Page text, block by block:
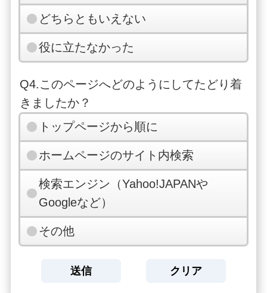
どちらともいえない
役に立たなかった
Q4.このページへどのようにしてたどり着
きましたか？
トップページから順に
ホームページのサイト内検索
検索エンジン（Yahoo!JAPANや
Googleなど）
その他